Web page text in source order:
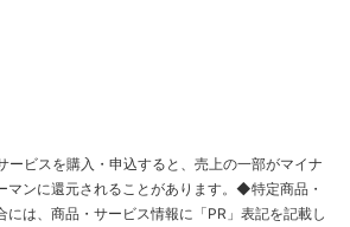
ビスを購入・申込すると、売上の一部がマイナ
マンに還元されることがあります。◆特定商品・
には、商品・サービス情報に「PR」表記を記載し